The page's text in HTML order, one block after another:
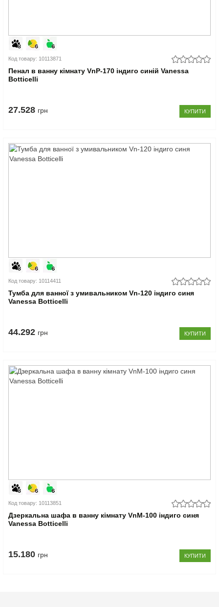
Код товару: 10113871
Пенал в ванну кімнату VnP-170 індиго синій Vanessa
Botticelli
27.528 грн КУПИТИ
Код товару: 10114411
Тумба для ванної з умивальником Vn-120 індиго синя
Vanessa Botticelli
44.292 грн КУПИТИ
Код товару: 10113851
Дзеркальна шафа в ванну кімнату VnM-100 індиго синя
Vanessa Botticelli
15.180 грн КУПИТИ